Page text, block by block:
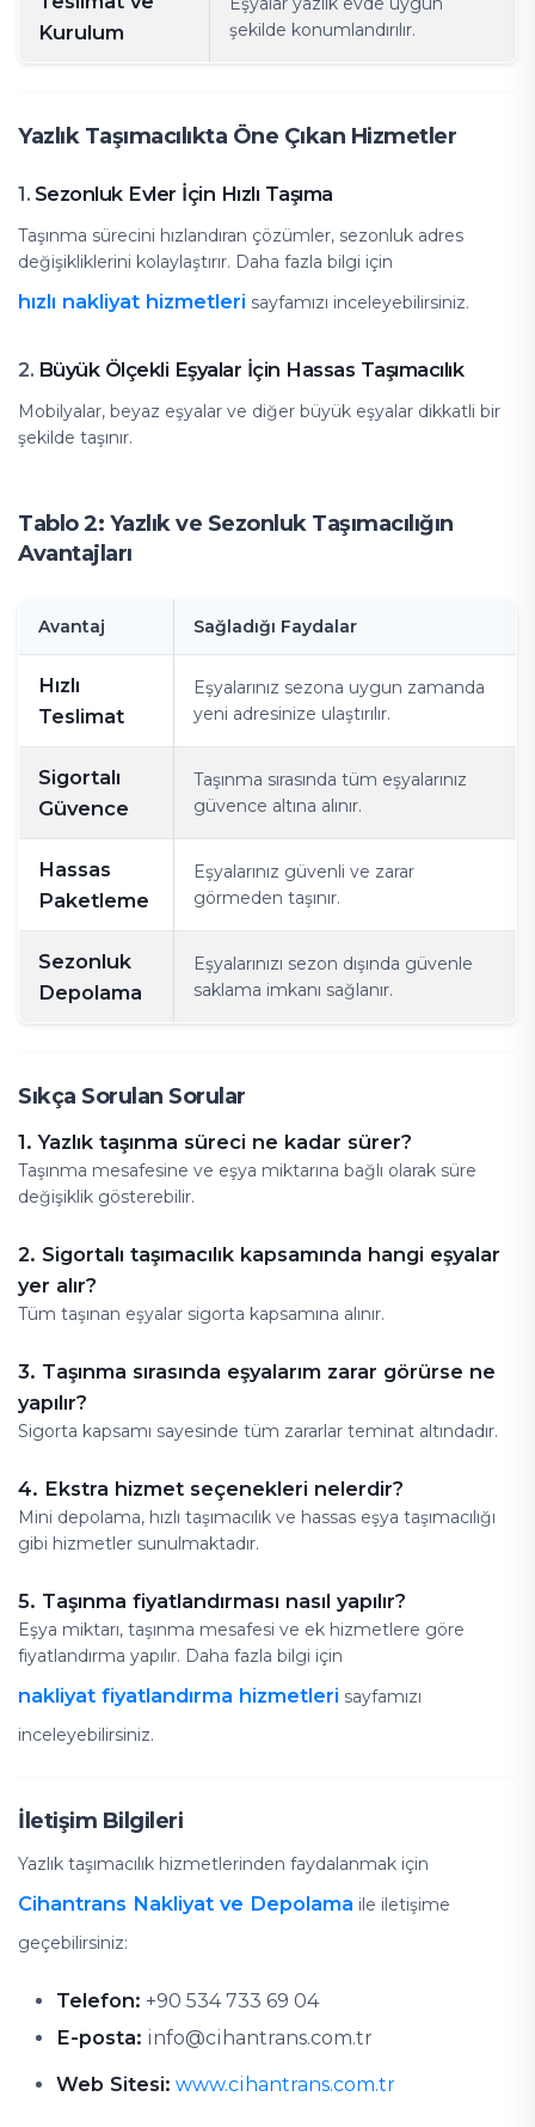
Kurulum
şekilde konumlandırılır.
Yazlık Taşımacılıkta Öne Çıkan Hizmetler
1. Sezonluk Evler İçin Hızlı Taşıma
Taşınma sürecini hızlandıran çözümler, sezonluk adres
değişikliklerini kolaylaştırır. Daha fazla bilgi için
hızlı nakliyat hizmetleri sayfamızı inceleyebilirsiniz.
2. Büyük Ölçekli Eşyalar İçin Hassas Taşımacılık
Mobilyalar, beyaz eşyalar ve diğer büyük eşyalar dikkatli bir
şekilde taşınır.
Tablo 2: Yazlık ve Sezonluk Taşımacılığın
Avantajları
Avantaj Sağladığı Faydalar
Hızlı
Teslimat
Eşyalarınız sezona uygun zamanda
yeni adresinize ulaştırılır.
Sigortalı
Güvence
Taşınma sırasında tüm eşyalarınız
güvence altına alınır.
Hassas
Paketleme
Eşyalarınız güvenli ve zarar
görmeden taşınır.
Sezonluk
Depolama
Eşyalarınızı sezon dışında güvenle
saklama imkanı sağlanır.
Sıkça Sorulan Sorular
1. Yazlık taşınma süreci ne kadar sürer?
Taşınma mesafesine ve eşya miktarına bağlı olarak süre
değişiklik gösterebilir.
2. Sigortalı taşımacılık kapsamında hangi eşyalar
yer alır?
Tüm taşınan eşyalar sigorta kapsamına alınır.
3. Taşınma sırasında eşyalarım zarar görürse ne
yapılır?
Sigorta kapsamı sayesinde tüm zararlar teminat altındadır.
4. Ekstra hizmet seçenekleri nelerdir?
Mini depolama, hızlı taşımacılık ve hassas eşya taşımacılığı
gibi hizmetler sunulmaktadır.
5. Taşınma fiyatlandırması nasıl yapılır?
Eşya miktarı, taşınma mesafesi ve ek hizmetlere göre
fiyatlandırma yapılır. Daha fazla bilgi için
nakliyat fiyatlandırma hizmetleri sayfamızı
inceleyebilirsiniz.
İletişim Bilgileri
Yazlık taşımacılık hizmetlerinden faydalanmak için
Cihantrans Nakliyat ve Depolama ile iletişime
geçebilirsiniz:
Telefon: +90 534 733 69 04
E-posta: info@cihantrans.com.tr
Web Sitesi: www.cihantrans.com.tr